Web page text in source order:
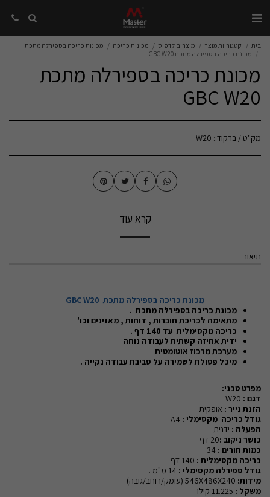
בית קטגוריות מוצר מוצרים לדפוס מכונות כריכה
מכונות כריכה בספירלה מתכת
מכונת כריכה בספירלה מתכת GBC W20
מכונת כריכה בספירלה מתכת
GBC W20
מק"ט / ברקוד:: W20
קרא עוד
תיאור
מכונת כריכה בספירלה מתכת GBC W20
מכונת כריכה בספירלה מתכת .
מתאימה לכריכת חוברות , דוחות , מאזינים וכו'
כריכה מקסימלית עד 140 דף .
ידית אחיזה קשתית לעבודה נוחה
מערכת מרכוז אוטומטית
מיכל פסולת לשמירה על סביבת עבודה נקייה .
מפרט טכני:
דגם : W20
הזנת נייר : אופקית
גודל כריכה מקסימלי : A4
הפעלה : ידנית
כושר ניקוב :20 דף
כמות חורים : 34
כריכה מקסימלית : 140 דף
גודל ספירלה מקסימלי :
מידות: 546X486X240 (עומק/רוחב/גובה)
משקל : 11.225 קילו